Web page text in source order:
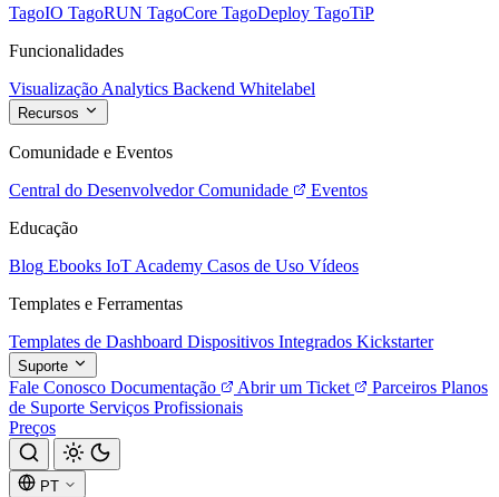
TagoIO TagoRUN TagoCore TagoDeploy TagoTiP
Funcionalidades
Visualização Analytics Backend Whitelabel
Recursos
Comunidade e Eventos
Central do Desenvolvedor Comunidade
Eventos
Educação
Blog Ebooks IoT Academy Casos de Uso Vídeos
Templates e Ferramentas
Templates de Dashboard Dispositivos Integrados Kickstarter
Suporte
Fale Conosco Documentação Abrir um Ticket Parceiros Planos
de Suporte Serviços Profissionais
Preços
PT